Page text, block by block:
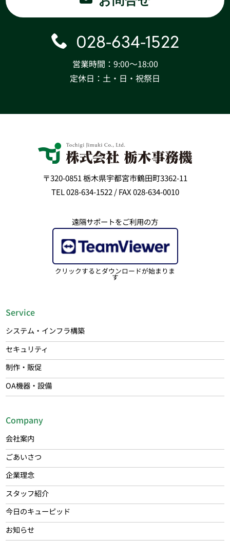
028-634-1522
営業時間：9:00〜18:00
定休日：土・日・祝祭日
〒320-0851 栃木県宇都宮市鶴田町3362-11
TEL 028-634-1522 / FAX 028-634-0010
遠隔サポートをご利用の方
クリックするとダウンロードが始まりま
す
Service
システム・インフラ構築
セキュリティ
制作・販促
OA機器・設備
Company
会社案内
ごあいさつ
企業理念
スタッフ紹介
今日のキューピッド
お知らせ